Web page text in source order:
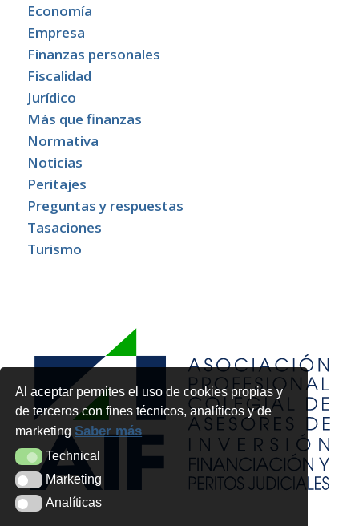
Al aceptar permites el uso de cookies propias y
de terceros con fines técnicos, analíticos y de
marketingSaber más
TechnicalTechnical
MarketingMarketing
AnalíticasAnalíticas
Economía
Empresa
Finanzas personales
Fiscalidad
Jurídico
Más que finanzas
Normativa
Noticias
Peritajes
Preguntas y respuestas
Tasaciones
Turismo